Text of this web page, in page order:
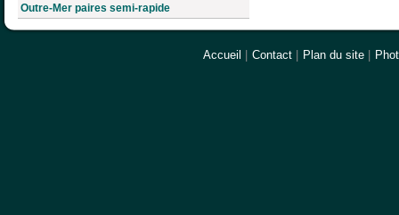
Outre-Mer paires semi-rapide
Accueil Contact Plan du site